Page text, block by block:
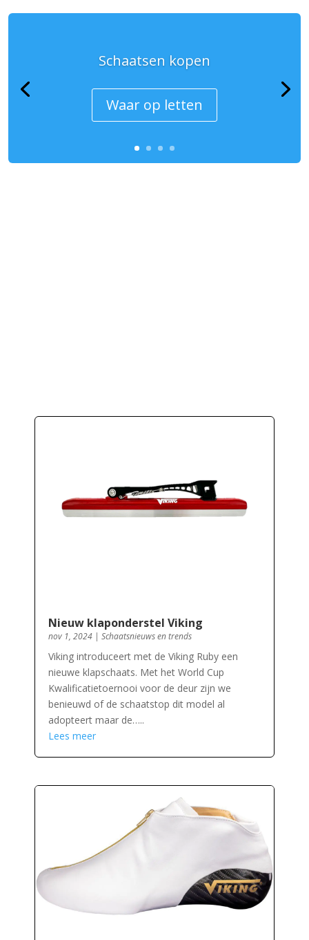
Schaatsen kopen
Waar op letten
Nieuw klaponderstel Viking
nov 1, 2024| Schaatsnieuws en trends
Viking introduceert met de Viking Ruby een
nieuwe klapschaats. Met het World Cup
Kwalificatietoernooi voor de deur zijn we
benieuwd of de schaatstop dit model al
adopteert maar de…..
Lees meer